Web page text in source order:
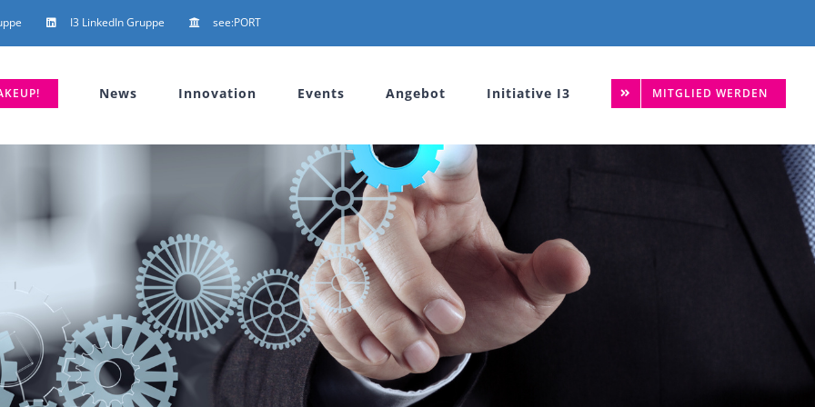
I3 LinkedIn Gruppe see:PORT
News Innovation Events Angebot Initiative I3 MITGLIED WERDEN